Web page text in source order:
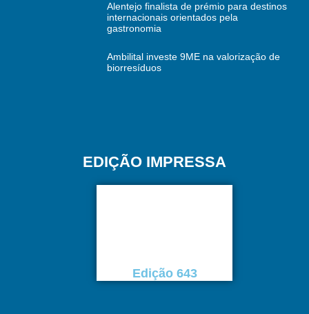
Alentejo finalista de prémio para destinos
internacionais orientados pela
gastronomia
Ambilital investe 9ME na valorização de
biorresíduos
EDIÇÃO IMPRESSA
Edição 643